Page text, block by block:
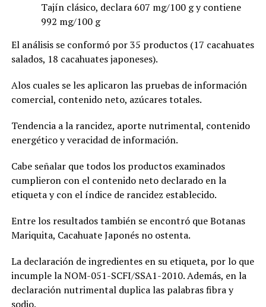
Tajín clásico, declara 607 mg/100 g y contiene
992 mg/100 g
El análisis se conformó por 35 productos (17 cacahuates
salados, 18 cacahuates japoneses).
Alos cuales se les aplicaron las pruebas de información
comercial, contenido neto, azúcares totales.
Tendencia a la rancidez, aporte nutrimental, contenido
energético y veracidad de información.
Cabe señalar que todos los productos examinados
cumplieron con el contenido neto declarado en la
etiqueta y con el índice de rancidez establecido.
Entre los resultados también se encontró que Botanas
Mariquita, Cacahuate Japonés no ostenta.
La declaración de ingredientes en su etiqueta, por lo que
incumple la NOM-051-SCFI/SSA1-2010. Además, en la
declaración nutrimental duplica las palabras fibra y
sodio.